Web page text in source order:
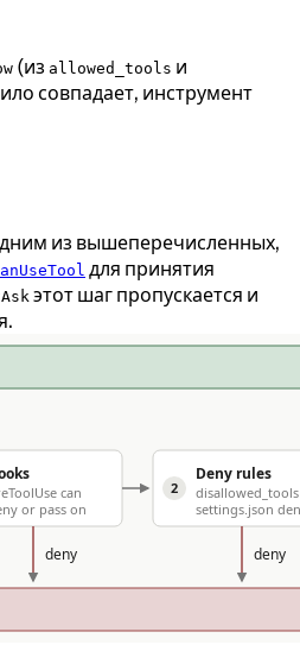
(из allowed_tools и
совпадает, инструмент
из вышеперечисленных,
для принятия
этот шаг пропускается и